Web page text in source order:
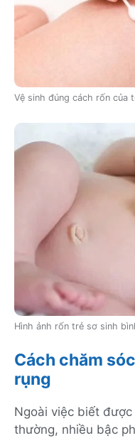
Vệ sinh đúng cách rốn của
Hình ảnh rốn trẻ sơ sinh
Cách chăm
rụng
Ngoài việc biết
thường, nhiều bậc